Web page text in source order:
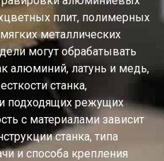
плит, полимерных
металлических
могут обрабатывать
алюминий, латунь и медь,
станка,
подходящих режущих
с материалами зависит
станка, типа
и способа крепления